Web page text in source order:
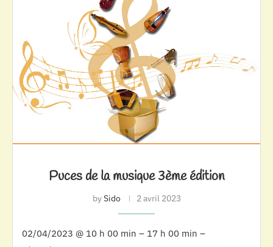
Puces de la musique 3ème édition
bySido 2 avril 2023
02/04/2023 @ 10 h 00 min – 17 h 00 min –